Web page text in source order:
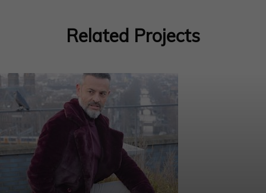
Related Projects